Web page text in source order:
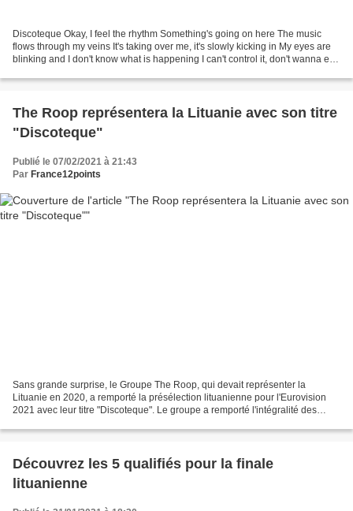
Discoteque Okay, I feel the rhythm Something's going on here The music
flows through my veins It's taking over me, it's slowly kicking in My eyes are
blinking and I don't know what is happening I can't control it, don't wanna end
The Roop représentera la Lituanie avec son titre
"Discoteque"
Publié le 07/02/2021 à 21:43
Par France12points
Sans grande surprise, le Groupe The Roop, qui devait représenter la
Lituanie en 2020, a remporté la présélection lituanienne pour l'Eurovision
2021 avec leur titre "Discoteque". Le groupe a remporté l'intégralité des
Découvrez les 5 qualifiés pour la finale
lituanienne